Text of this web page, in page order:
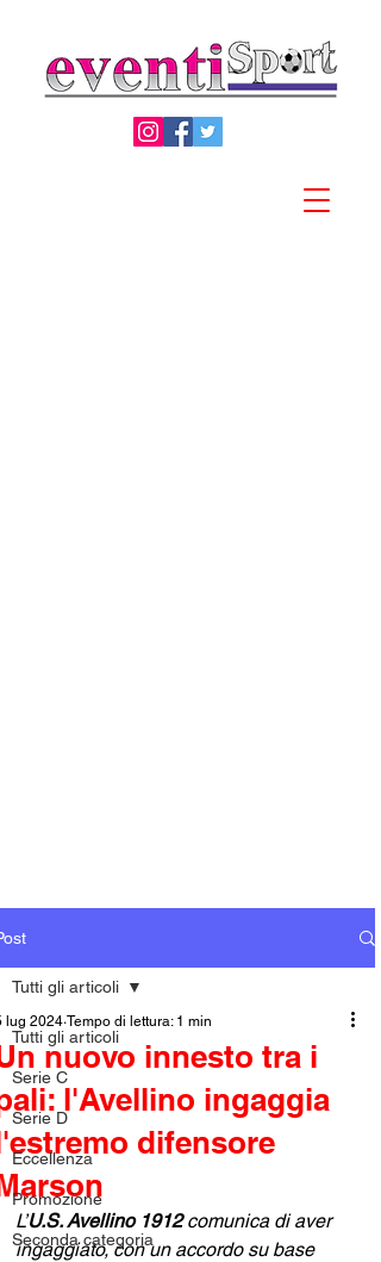
Tutti gli articoli
Serie C
Serie D
Eccellenza
Promozione
Seconda categoria
Tutti gli articoli
nuovo innesto tra i
l'Avellino ingaggia
difensore
lug 2024 Tempo di lettura: 1 min
L’U.S. Avellino 1912 comunica di aver
ingaggiato, con un accordo su base